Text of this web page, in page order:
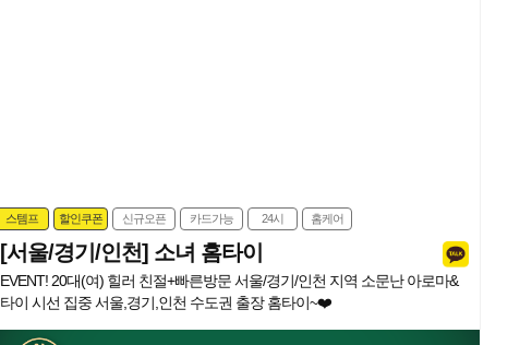
스템프 할인쿠폰 신규오픈 카드가능 24시 홈케어
[서울/경기/인천] 소녀 홈타이
EVENT! 20대(여) 힐러 친절+빠른방문 서울/경기/인천 지역 소문난 아로마&
타이 시선 집중 서울,경기,인천 수도권 출장 홈타이~❤️